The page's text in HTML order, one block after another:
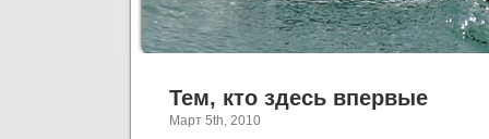
Тем, кто здесь впервые
Март 5th, 2010